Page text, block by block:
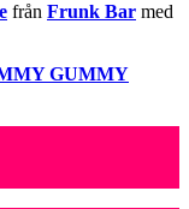
från Frunk Bar med
GUMMY